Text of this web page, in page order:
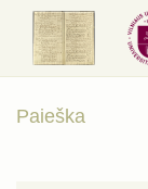
Paieška